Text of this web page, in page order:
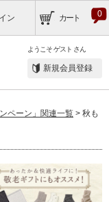
ようこそゲスト さん
新規会員登録
ン カート 0
ペーン」関連一覧 > 秋も